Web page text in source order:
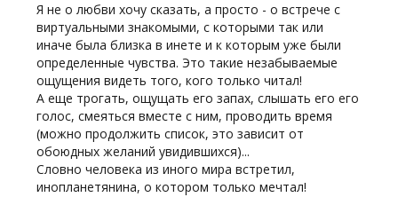
Я не о любви хочу сказать, а просто - о встрече с
виртуальными знакомыми, с которыми так или
иначе была близка в инете и к которым уже были
определенные чувства. Это такие незабываемые
ощущения видеть того, кого только читал!
А еще трогать, ощущать его запах, слышать его его
голос, смеяться вместе с ним, проводить время
(можно продолжить список, это зависит от
обоюдных желаний увидившихся)...
Словно человека из иного мира встретил,
инопланетянина, о котором только мечтал!